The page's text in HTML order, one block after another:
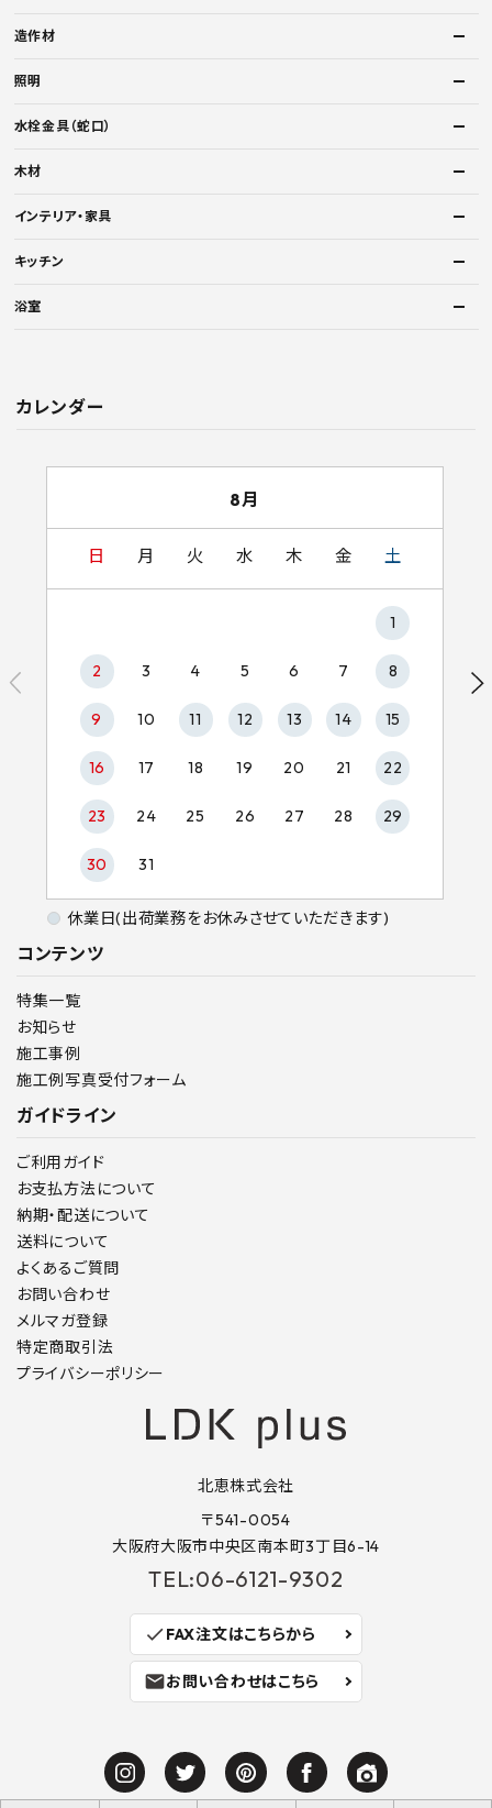
造作材
照明
水栓金具（蛇口）
木材
インテリア・家具
キッチン
浴室
コンテンツ
特集一覧
お知らせ
施工事例
施工例写真受付フォーム
ガイドライン
ご利用ガイド
お支払方法について
納期・配送について
送料について
よくあるご質問
お問い合わせ
メルマガ登録
特定商取引法
プライバシーポリシー
カレンダー
8月
日 月 火 水 木 金 土
1
2 3 4 5 6 7 8
9 10 11 12 13 14 15
16 17 18 19 20 21 22
23 24 25 26 27 28 29
30 31
休業日(出荷業務をお休みさせていただきます)
北恵株式会社
〒541-0054
大阪府大阪市中央区南本町3丁目6-14
TEL:06-6121-9302
checkFAX注文はこちらから
mailお問い合わせはこちら